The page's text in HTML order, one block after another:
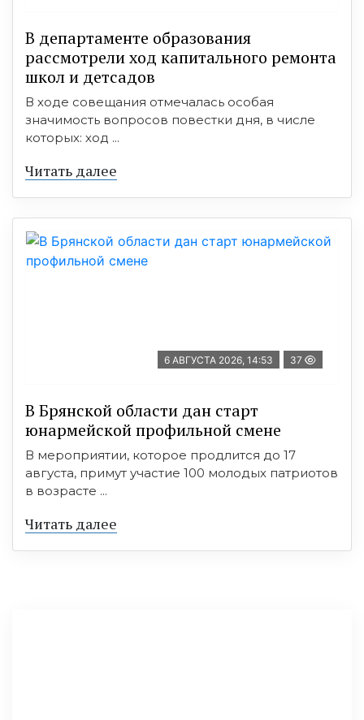
В департаменте образования
рассмотрели ход капитального ремонта
школ и детсадов
В ходе совещания отмечалась особая
значимость вопросов повестки дня, в числе
которых: ход ...
Читать далее
6 АВГУСТА 2026, 14:53 37
В Брянской области дан старт
юнармейской профильной смене
В мероприятии, которое продлится до 17
августа, примут участие 100 молодых патриотов
в возрасте ...
Читать далее